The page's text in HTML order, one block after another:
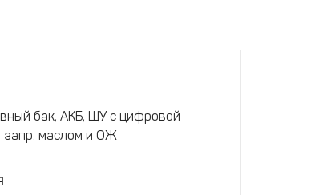
бак, АКБ, ЩУ с цифровой
запр. маслом и ОЖ